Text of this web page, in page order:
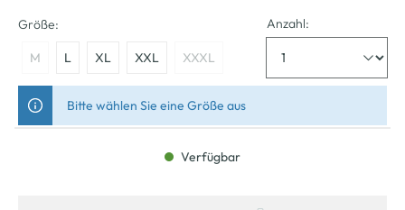
Größe:
M L XL XXL XXXL
Anzahl:
Bitte wählen Sie eine Größe aus
Verfügbar